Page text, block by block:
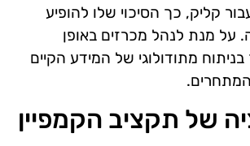
קליק, כך הסיכוי שלו להופיע
על מנת לנהל מכרזים באופן
מתודולוגי של המידע הקיים
של תקציב הקמפיין